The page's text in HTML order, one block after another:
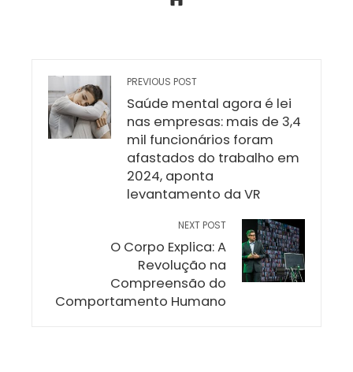
PREVIOUS POST
Saúde mental agora é lei
nas empresas: mais de 3,4
mil funcionários foram
afastados do trabalho em
2024, aponta
levantamento da VR
NEXT POST
O Corpo Explica: A
Revolução na
Compreensão do
Comportamento Humano